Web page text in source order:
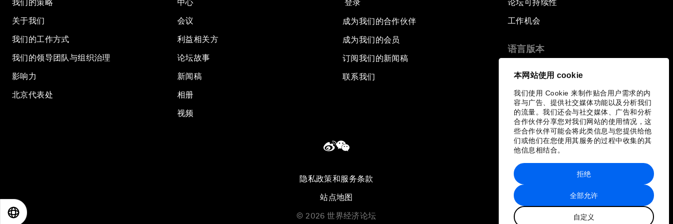
本网站使用 cookie
我们使用 Cookie 来制作贴合用户需求的内
容与广告、提供社交媒体功能以及分析我们
的流量。我们还会与社交媒体、广告和分析
合作伙伴分享您对我们网站的使用情况，这
些合作伙伴可能会将此类信息与您提供给他
们或他们在您使用其服务的过程中收集的其
他信息相结合。
全部允许
自定义
拒绝
我们的策略
关于我们
我们的工作方式
我们的领导团队与组织治理
影响力
北京代表处
中心
会议
利益相关方
论坛故事
新闻稿
相册
视频
登录
成为我们的合作伙伴
成为我们的会员
订阅我们的新闻稿
联系我们
论坛可持续性
工作机会
语言版本
隐私政策和服务条款
站点地图
© 2026 世界经济论坛